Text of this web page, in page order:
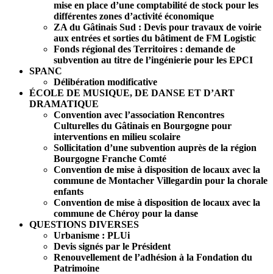
mise en place d’une comptabilité de stock pour les
différentes zones d’activité économique
ZA du Gâtinais Sud : Devis pour travaux de voirie
aux entrées et sorties du bâtiment de FM Logistic
Fonds régional des Territoires : demande de
subvention au titre de l’ingénierie pour les EPCI
SPANC
Délibération modificative
ÉCOLE DE MUSIQUE, DE DANSE ET D’ART
DRAMATIQUE
Convention avec l’association Rencontres
Culturelles du Gâtinais en Bourgogne pour
interventions en milieu scolaire
Sollicitation d’une subvention auprès de la région
Bourgogne Franche Comté
Convention de mise à disposition de locaux avec la
commune de Montacher Villegardin pour la chorale
enfants
Convention de mise à disposition de locaux avec la
commune de Chéroy pour la danse
QUESTIONS DIVERSES
Urbanisme : PLUi
Devis signés par le Président
Renouvellement de l’adhésion à la Fondation du
Patrimoine